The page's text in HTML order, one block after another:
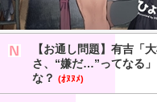
【お通し問題】有吉「
さ、“嫌だ…”ってなる
な？ (ｵﾇﾇﾒ)